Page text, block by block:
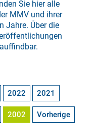
Sie hier alle
MMV und ihrer
Jahre. Über die
2022 2021
2002 Vorherige